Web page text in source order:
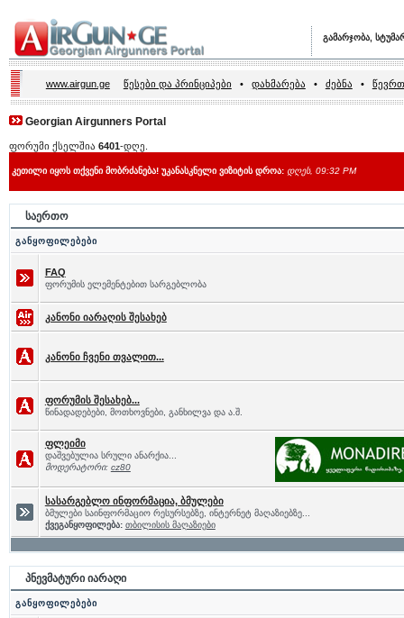
გამარჯობა,
www.airgun.ge წესები და პრინციპები • დახმარება • ძებნა •
Georgian Airgunners Portal
ფორუმი ქსელშია 6401-დღე.
კეთილი იყოს თქვენი მობრძანება! უკანასკნელი ვიზიტის დროა: დღეს, 09:32 PM
საერთო
განყოფილებები
FAQ
ფორუმის ელემენტებით სარგებლობა
კანონი იარაღის შესახებ
კანონი ჩვენი თვალით...
ფორუმის შესახებ...
წინადადებები, მოთხოვნები, განხილვა და ა.შ.
ფლეიმი
დაშვებულია სრული ანარქია...
მოდერატორი: cz80
სასარგებლო ინფორმაცია, ბმულები
ბმულები საინფორმაციო რესურსებზე, ინტერნეტ მაღაზიებზე...
ქვეგანყოფილება: თბილისის მაღაზიები
პნევმატური იარაღი
განყოფილებები